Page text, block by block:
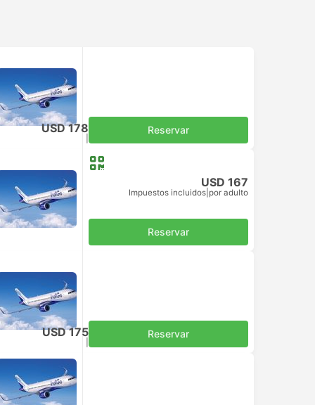
USD 178 Reservar
USD 167
Impuestos incluidos por adulto
Reservar
USD 175 Reservar